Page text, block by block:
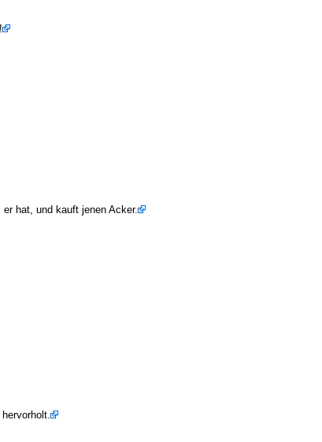
hat, und kauft jenen Acker.